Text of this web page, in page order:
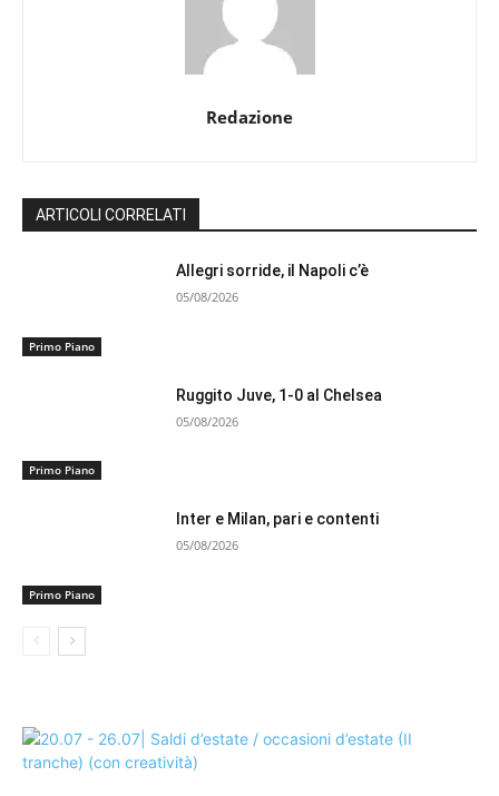
Redazione
ARTICOLI CORRELATI
Primo Piano
Allegri sorride, il Napoli c’è
05/08/2026
Primo Piano
Ruggito Juve, 1-0 al Chelsea
05/08/2026
Primo Piano
Inter e Milan, pari e contenti
05/08/2026